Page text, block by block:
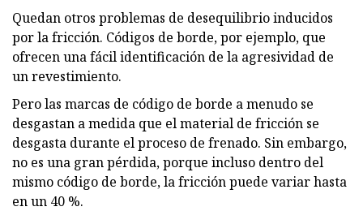
Quedan otros problemas de desequilibrio inducidos
por la fricción. Códigos de borde, por ejemplo, que
ofrecen una fácil identificación de la agresividad de
un revestimiento.
Pero las marcas de código de borde a menudo se
desgastan a medida que el material de fricción se
desgasta durante el proceso de frenado. Sin embargo,
no es una gran pérdida, porque incluso dentro del
mismo código de borde, la fricción puede variar hasta
en un 40 %.